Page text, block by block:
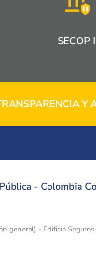
SECOP
Y
- Colombia
general) - Edificio